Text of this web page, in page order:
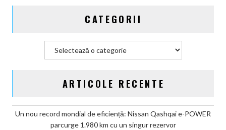
prima
CATEGORII
ARTICOLE RECENTE
Un nou record mondial de eficiență: Nissan Qashqai e-POWER
parcurge 1.980 km cu un singur rezervor